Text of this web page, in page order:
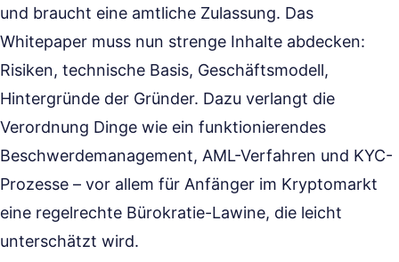
und braucht eine amtliche Zulassung. Das
Whitepaper muss nun strenge Inhalte abdecken:
Risiken, technische Basis, Geschäftsmodell,
Hintergründe der Gründer. Dazu verlangt die
Verordnung Dinge wie ein funktionierendes
Beschwerdemanagement, AML-Verfahren und KYC-
Prozesse – vor allem für Anfänger im Kryptomarkt
eine regelrechte Bürokratie-Lawine, die leicht
unterschätzt wird.